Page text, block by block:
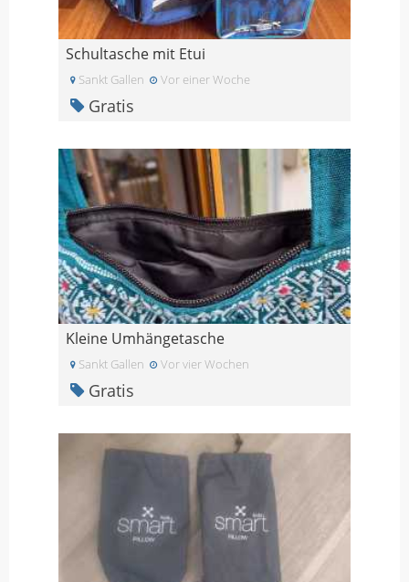
Schultasche mit Etui
Sankt Gallen Vor einer Woche
Gratis
Kleine Umhängetasche
Sankt Gallen Vor vier Wochen
Gratis